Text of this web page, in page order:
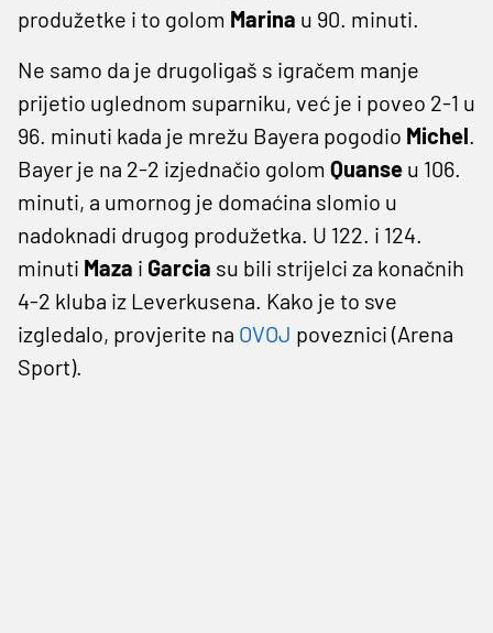
produžetke i to golom Marina u 90. minuti.
Ne samo da je drugoligaš s igračem manje
prijetio uglednom suparniku, već je i poveo 2-1 u
96. minuti kada je mrežu Bayera pogodio Michel.
Bayer je na 2-2 izjednačio golom Quanse u 106.
minuti, a umornog je domaćina slomio u
nadoknadi drugog produžetka. U 122. i 124.
minuti Maza i Garcia su bili strijelci za konačnih
4-2 kluba iz Leverkusena. Kako je to sve
izgledalo, provjerite na OVOJ poveznici (Arena
Sport).